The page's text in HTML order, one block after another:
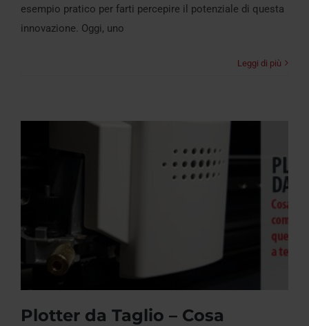
esempio pratico per farti percepire il potenziale di questa
innovazione. Oggi, uno
Leggi di più
Plotter da Taglio – Cosa